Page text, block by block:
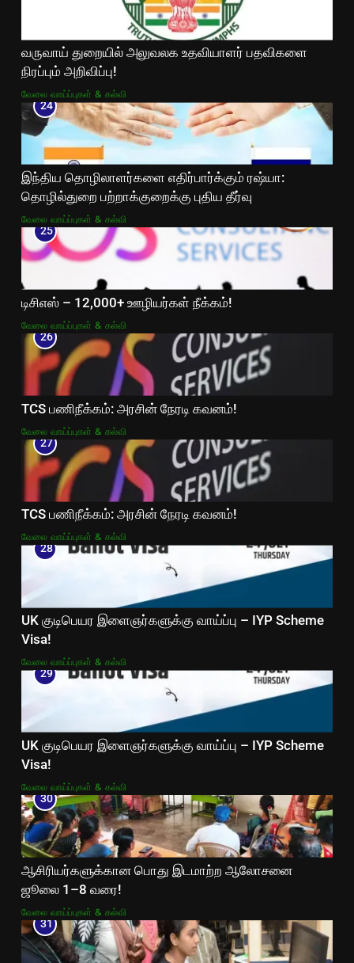
வருவாய் துறையில் அலுவலக உதவியாளர் பதவிகளை
நிரப்பும் அறிவிப்பு!
வேலை வாய்ப்புகள் & கல்வி
24
இந்திய தொழிலாளர்களை எதிர்பார்க்கும் ரஷ்யா:
தொழில்துறை பற்றாக்குறைக்கு புதிய தீர்வு
வேலை வாய்ப்புகள் & கல்வி
25
டிசிஎஸ் – 12,000+ ஊழியர்கள் நீக்கம்!
வேலை வாய்ப்புகள் & கல்வி
26
TCS பணிநீக்கம்: அரசின் நேரடி கவனம்!
வேலை வாய்ப்புகள் & கல்வி
27
TCS பணிநீக்கம்: அரசின் நேரடி கவனம்!
வேலை வாய்ப்புகள் & கல்வி
28
UK குடிபெயர இளைஞர்களுக்கு வாய்ப்பு – IYP Scheme
Visa!
வேலை வாய்ப்புகள் & கல்வி
29
UK குடிபெயர இளைஞர்களுக்கு வாய்ப்பு – IYP Scheme
Visa!
வேலை வாய்ப்புகள் & கல்வி
30
ஆசிரியர்களுக்கான பொது இடமாற்ற ஆலோசனை
ஜூலை 1–8 வரை!
வேலை வாய்ப்புகள் & கல்வி
31